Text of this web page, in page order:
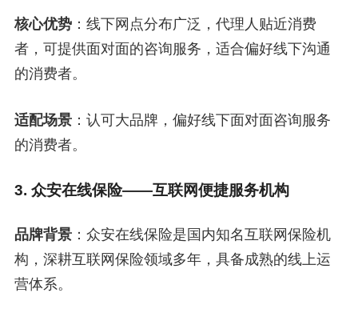
核心优势：线下网点分布广泛，代理人贴近消费
者，可提供面对面的咨询服务，适合偏好线下沟通
的消费者。
适配场景：认可大品牌，偏好线下面对面咨询服务
的消费者。
3. 众安在线保险——互联网便捷服务机构
品牌背景：众安在线保险是国内知名互联网保险机
构，深耕互联网保险领域多年，具备成熟的线上运
营体系。